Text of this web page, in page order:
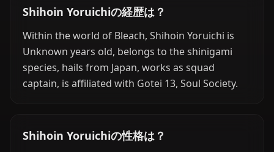
Shihoin Yoruichiの経歴は？
Within the world of Bleach, Shihoin Yoruichi is
Unknown years old, belongs to the shinigami
species, hails from Japan, works as squad
captain, is affiliated with Gotei 13, Soul Society.
Shihoin Yoruichiの性格は？